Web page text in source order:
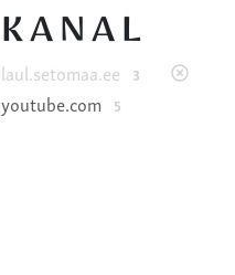
KANAL
laul.setomaa.ee 3
youtube.com 5